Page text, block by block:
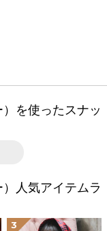
を使ったスナッ
人気アイテムラ
3